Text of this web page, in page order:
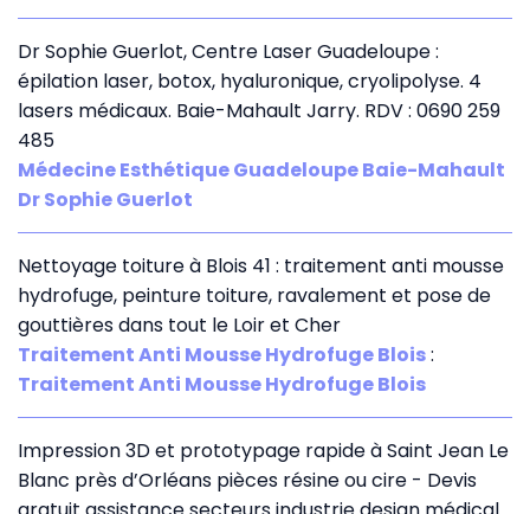
Dr Sophie Guerlot, Centre Laser Guadeloupe :
épilation laser, botox, hyaluronique, cryolipolyse. 4
lasers médicaux. Baie-Mahault Jarry. RDV : 0690 259
485
Médecine Esthétique Guadeloupe Baie-Mahault
Dr Sophie Guerlot
Nettoyage toiture à Blois 41 : traitement anti mousse
hydrofuge, peinture toiture, ravalement et pose de
gouttières dans tout le Loir et Cher
Traitement Anti Mousse Hydrofuge Blois:
Traitement Anti Mousse Hydrofuge Blois
Impression 3D et prototypage rapide à Saint Jean Le
Blanc près d’Orléans pièces résine ou cire - Devis